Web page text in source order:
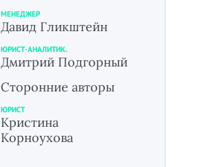
МЕНЕДЖЕР
Давид Гликштейн
ЮРИСТ-АНАЛИТИК.
Дмитрий Подгорный
Сторонние авторы
ЮРИСТ
Кристина
Корноухова